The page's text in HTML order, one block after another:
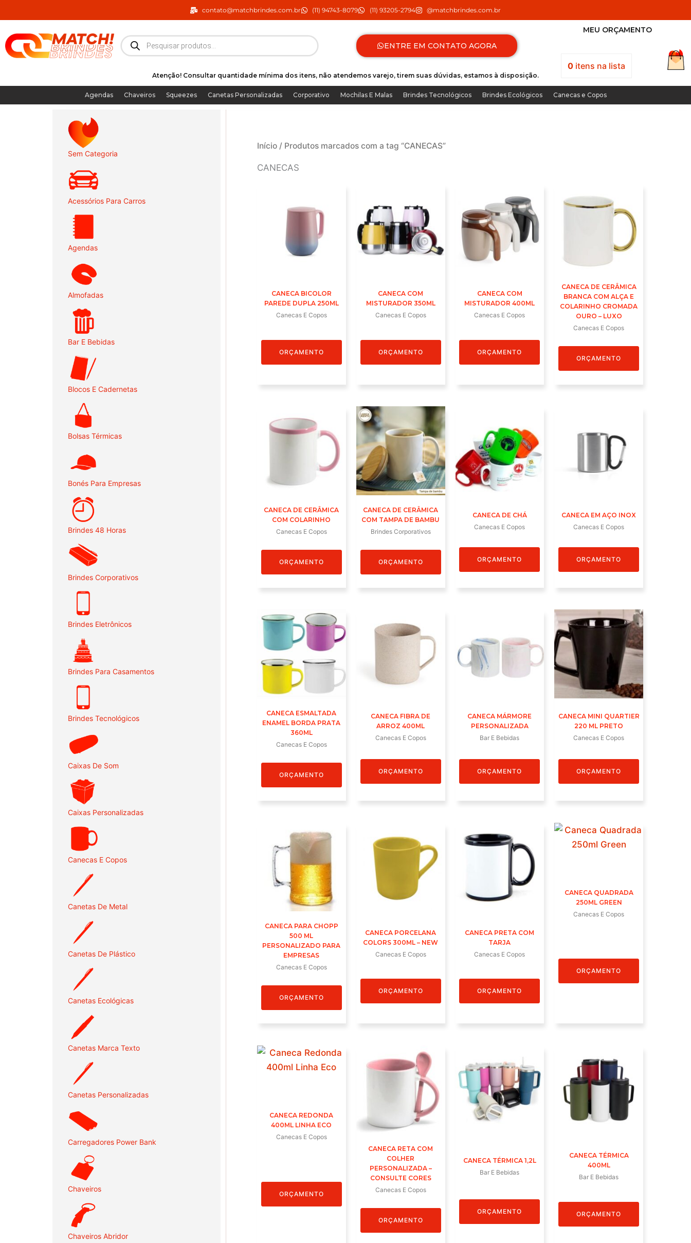
para
conteúdo
contato@matchbrindes.com.br (11) 94743-8079 (11) 93205-2794 @matchbrindes.com.br
Pesquisar
produtos
ENTRE EM CONTATO AGORA
MEU ORÇAMENTO
0itens na lista
Atenção! Consultar quantidade mínima dos itens, não atendemos varejo, tirem suas dúvidas, estamos à disposição.
Agendas Chaveiros Squeezes Canetas Personalizadas Corporativo Mochilas E Malas Brindes Tecnológicos Brindes Ecológicos Canecas e Copos
Sem Categoria
Acessórios Para Carros
Agendas
Almofadas
Bar E Bebidas
Blocos E Cadernetas
Bolsas Térmicas
Bonés Para Empresas
Brindes 48 Horas
Brindes Corporativos
Brindes Eletrônicos
Brindes Para Casamentos
Brindes Tecnológicos
Caixas De Som
Caixas Personalizadas
Canecas E Copos
Canetas De Metal
Canetas De Plástico
Canetas Ecológicas
Canetas Marca Texto
Canetas Personalizadas
Carregadores Power Bank
Chaveiros
Chaveiros Abridor
Início / Produtos marcados com a tag “CANECAS”
CANECAS
CANECA BICOLOR
PAREDE DUPLA 250ML
Canecas E Copos
ORÇAMENTO
CANECA COM
MISTURADOR 350ML
Canecas E Copos
ORÇAMENTO
CANECA COM
MISTURADOR 400ML
Canecas E Copos
ORÇAMENTO
CANECA DE CERÂMICA
BRANCA COM ALÇA E
COLARINHO CROMADA
OURO – LUXO
Canecas E Copos
ORÇAMENTO
CANECA DE CERÂMICA
COM COLARINHO
Canecas E Copos
ORÇAMENTO
CANECA DE CERÂMICA
COM TAMPA DE BAMBU
Brindes Corporativos
ORÇAMENTO
CANECA DE CHÁ
Canecas E Copos
ORÇAMENTO
CANECA EM AÇO INOX
Canecas E Copos
ORÇAMENTO
CANECA ESMALTADA
ENAMEL BORDA PRATA
360ML
Canecas E Copos
ORÇAMENTO
CANECA FIBRA DE
ARROZ 400ML
Canecas E Copos
ORÇAMENTO
CANECA MÁRMORE
PERSONALIZADA
Bar E Bebidas
ORÇAMENTO
CANECA MINI QUARTIER
220 ML PRETO
Canecas E Copos
ORÇAMENTO
CANECA PARA CHOPP
500 ML
PERSONALIZADO PARA
EMPRESAS
Canecas E Copos
ORÇAMENTO
CANECA PORCELANA
COLORS 300ML – NEW
Canecas E Copos
ORÇAMENTO
CANECA PRETA COM
TARJA
Canecas E Copos
ORÇAMENTO
CANECA QUADRADA
250ML GREEN
Canecas E Copos
ORÇAMENTO
CANECA REDONDA
400ML LINHA ECO
Canecas E Copos
ORÇAMENTO
CANECA RETA COM
COLHER
PERSONALIZADA –
CONSULTE CORES
Canecas E Copos
ORÇAMENTO
CANECA TÉRMICA 1,2L
Bar E Bebidas
ORÇAMENTO
CANECA TÉRMICA
400ML
Bar E Bebidas
ORÇAMENTO